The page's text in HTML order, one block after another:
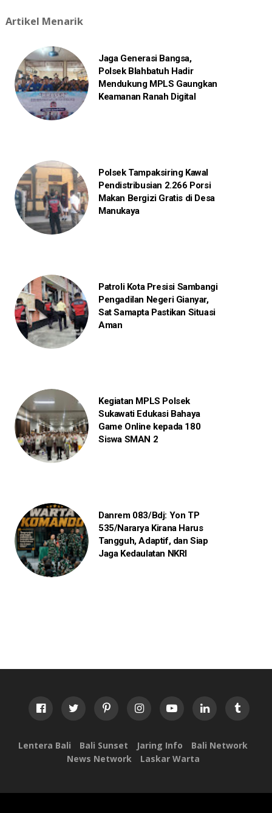
Artikel Menarik
Jaga Generasi Bangsa,
Polsek Blahbatuh Hadir
Mendukung MPLS Gaungkan
Keamanan Ranah Digital
Polsek Tampaksiring Kawal
Pendistribusian 2.266 Porsi
Makan Bergizi Gratis di Desa
Manukaya
Patroli Kota Presisi Sambangi
Pengadilan Negeri Gianyar,
Sat Samapta Pastikan Situasi
Aman
Kegiatan MPLS Polsek
Sukawati Edukasi Bahaya
Game Online kepada 180
Siswa SMAN 2
Danrem 083/Bdj: Yon TP
535/Nararya Kirana Harus
Tangguh, Adaptif, dan Siap
Jaga Kedaulatan NKRI
Lentera Bali Bali Sunset Jaring Info
Bali Network
News Network
Laskar Warta